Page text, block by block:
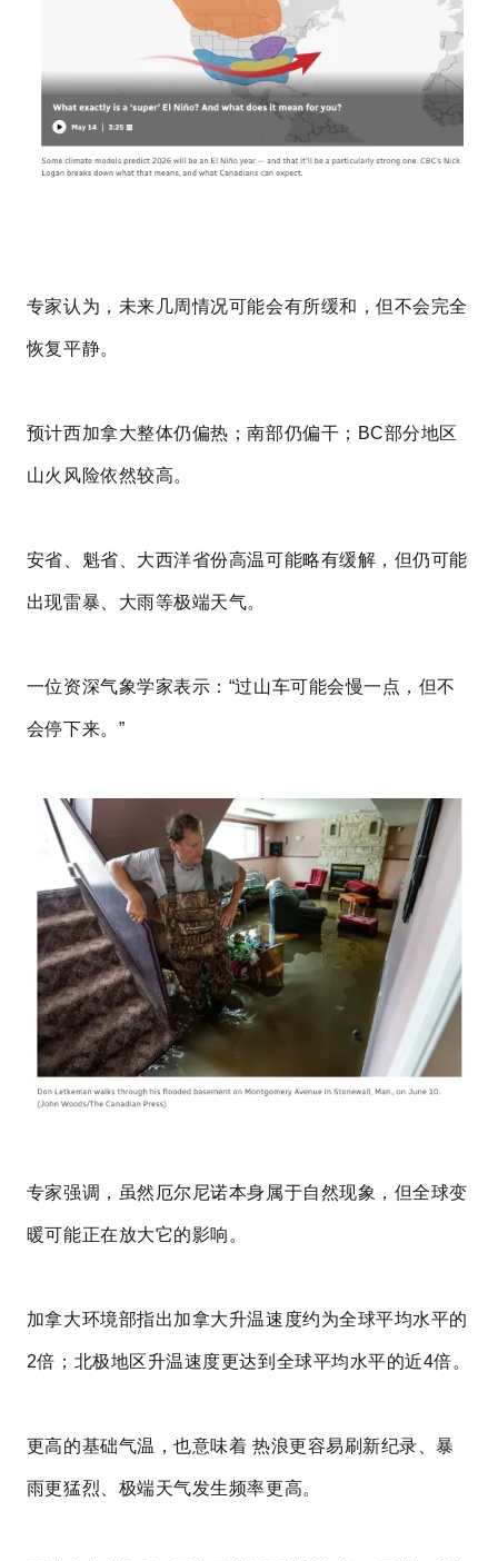
专家认为，未来几周情况可能会有所缓和，但不会完全
恢复平静。
预计西加拿大整体仍偏热；南部仍偏干；BC部分地区
山火风险依然较高。
安省、魁省、大西洋省份高温可能略有缓解，但仍可能
出现雷暴、大雨等极端天气。
一位资深气象学家表示：“过山车可能会慢一点，但不
会停下来。”
专家强调，虽然厄尔尼诺本身属于自然现象，但全球变
暖可能正在放大它的影响。
加拿大环境部指出加拿大升温速度约为全球平均水平的
2倍；北极地区升温速度更达到全球平均水平的近4倍。
更高的基础气温，也意味着 热浪更容易刷新纪录、暴
雨更猛烈、极端天气发生频率更高。